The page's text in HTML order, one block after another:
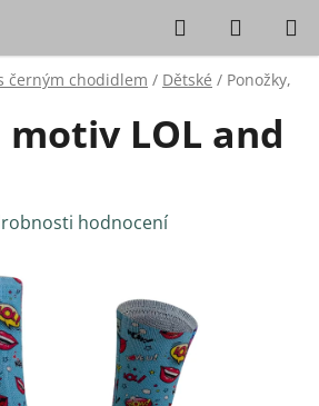
Hledat
černým chodidlem / Dětské / Ponožky,
motiv LOL and
je 0,0 z 5 hvězdiček.
hodnocení